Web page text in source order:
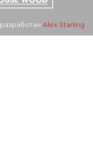
Alex Starling